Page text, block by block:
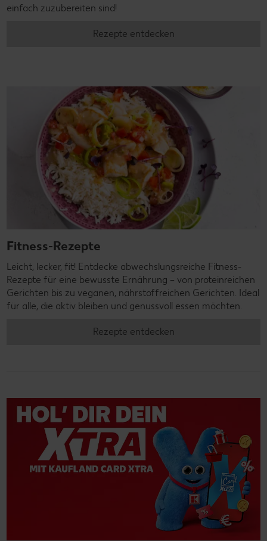
einfach zuzubereiten sind!
Rezepte entdecken
Fitness-Rezepte
Leicht, lecker, fit! Entdecke abwechslungsreiche Fitness-
Rezepte für eine bewusste Ernährung – von proteinreichen
Gerichten bis zu veganen, nährstoffreichen Gerichten. Ideal
für alle, die aktiv bleiben und genussvoll essen möchten.
Rezepte entdecken